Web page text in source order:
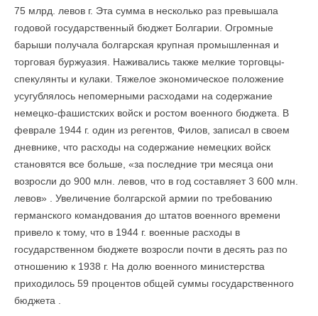
75 млрд. левов г. Эта сумма в несколько раз превышала
годовой государственный бюджет Болгарии. Огромные
барыши получала болгарская крупная промышленная и
торговая буржуазия. Наживались также мелкие торговцы-
спекулянты и кулаки. Тяжелое экономическое положение
усугублялось непомерными расходами на содержание
немецко-фашистских войск и ростом военного бюджета. В
феврале 1944 г. один из регентов, Филов, записал в своем
дневнике, что расходы на содержание немецких войск
становятся все больше, «за последние три месяца они
возросли до 900 млн. левов, что в год составляет 3 600 млн.
левов» . Увеличение болгарской армии по требованию
германского командования до штатов военного времени
привело к тому, что в 1944 г. военные расходы в
государственном бюджете возросли почти в десять раз по
отношению к 1938 г. На долю военного министерства
приходилось 59 процентов общей суммы государственного
бюджета .